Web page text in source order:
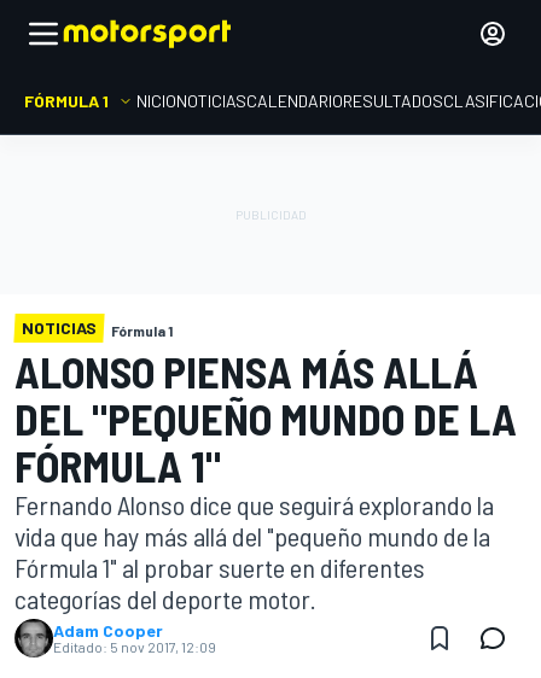
FÓRMULA 1 INICIONOTICIASCALENDARIORESULTADOS
NOTICIAS Fórmula 1
ALONSO PIENSA MÁS ALLÁ
DEL "PEQUEÑO MUNDO DE LA
FÓRMULA 1"
Fernando Alonso dice que seguirá explorando la
vida que hay más allá del "pequeño mundo de la
Fórmula 1" al probar suerte en diferentes
categorías del deporte motor.
Adam Cooper
Editado: 5 nov 2017, 12:09